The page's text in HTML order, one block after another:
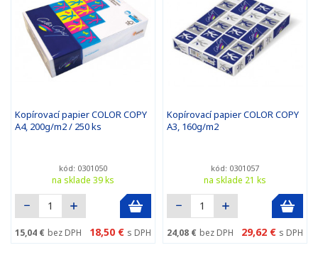
Kopírovací papier COLOR COPY
A4, 200g/m2 / 250 ks
kód: 0301050
na sklade 39 ks
15,04 € bez DPH 18,50 € s DPH
Kopírovací papier COLOR COPY
A3, 160g/m2
kód: 0301057
na sklade 21 ks
24,08 € bez DPH 29,62 € s DPH